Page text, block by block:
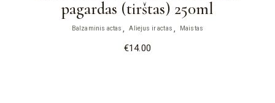
pagardas (tirštas) 250ml
Balzaminis actas Aliejus ir actas Maistas
€14.00